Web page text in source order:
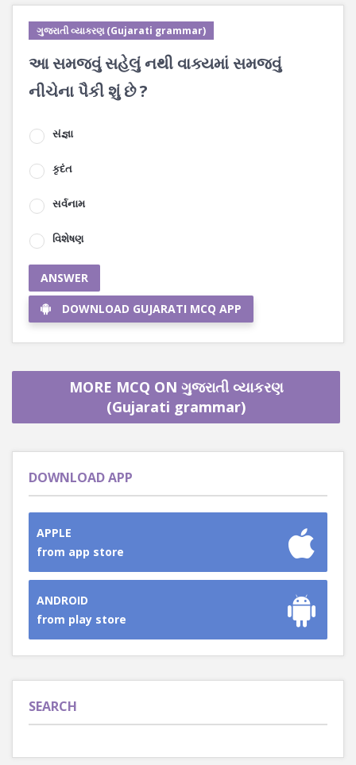
ગુજરાતી વ્યાકરણ (Gujarati grammar)
આ સમજવું સહેલું નથી વાક્યમાં સમજવું
નીચેના પૈકી શું છે ?
સંજ્ઞા
કૃદંત
સર્વનામ
વિશેષણ
ANSWER
DOWNLOAD GUJARATI MCQ APP
MORE MCQ ON ગુજરાતી વ્યાકરણ
(Gujarati grammar)
DOWNLOAD APP
APPLE
from app store
ANDROID
from play store
SEARCH